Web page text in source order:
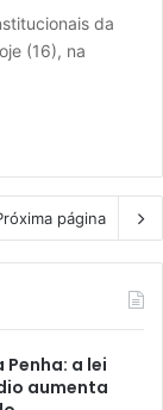
da
(16), na
página
Penha: a lei
aumenta